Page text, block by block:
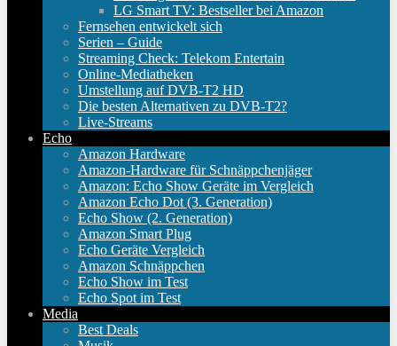
LG Smart TV: Bestseller bei Amazon
Fernsehen entwickelt sich
Serien – Guide
Streaming Check: Telekom Entertain
Online-Mediatheken
Umstellung auf DVB-T2 HD
Die besten Alternativen zu DVB-T2?
Live-Streams
Echo
Amazon Hardware
Amazon-Hardware für Schnäppchenjäger
Amazon: Echo Show Geräte im Vergleich
Amazon Echo Dot (3. Generation)
Echo Show (2. Generation)
Amazon Smart Plug
Echo Geräte Vergleich
Amazon Schnäppchen
Echo Show im Test
Echo Spot im Test
Media
Best Deals